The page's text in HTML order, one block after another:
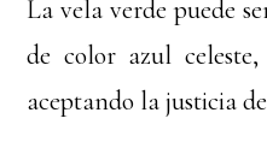
La vela verde puede
de color azul
aceptando la justicia